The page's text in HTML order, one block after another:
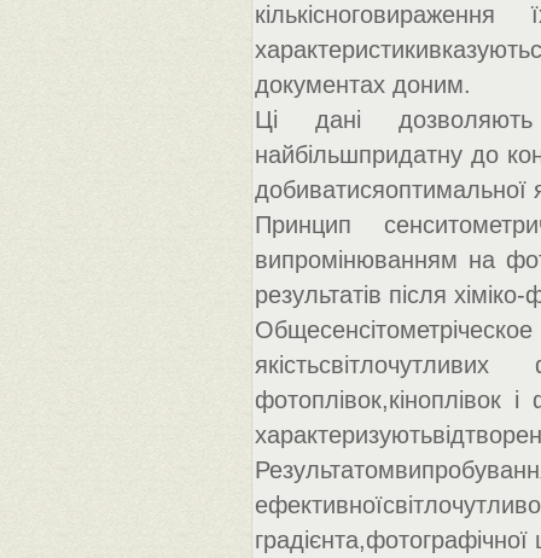
документах доним.
Ці дані дозволяють
найбільшпридатну до
добиватисяоптимальної
Принцип
випромінюванням на
результатів після
фотоплівок,кіноплівок